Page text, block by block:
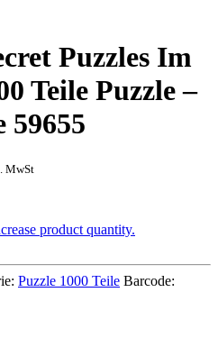
Puzzles Im
Teile Puzzle –
59655
MwSt
product quantity.
Puzzle 1000 Teile Barcode: